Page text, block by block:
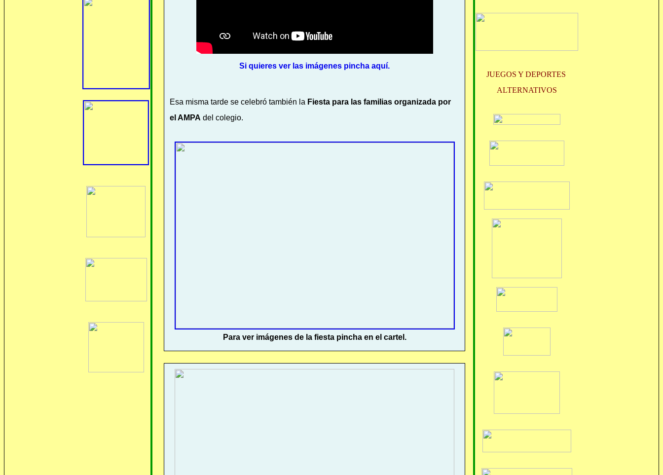
Si quieres ver las imágenes pincha aquí.
Esa misma tarde se celebró también la Fiesta para las familias organizada por
el AMPA del colegio.
Para ver imágenes de la fiesta pincha en el cartel.
JUEGOS Y DEPORTES
ALTERNATIVOS